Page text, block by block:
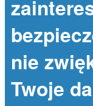
nie
Twoje